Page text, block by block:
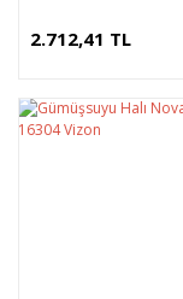
2.712,41 TL